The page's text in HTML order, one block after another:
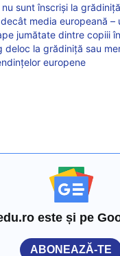
sunt înscriși la
media europeană –
jumătate dintre copiii
deloc la grădiniță sau
europene
este și pe
ABONEAZĂ-TE